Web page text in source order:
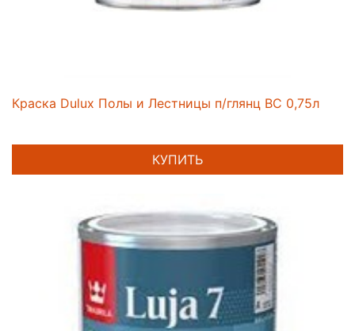
Краска Dulux Полы и Лестницы п/глянц BC 0,75л
КУПИТЬ